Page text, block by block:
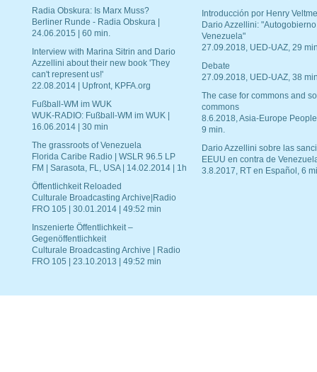
Radia Obskura: Is Marx Muss?
Berliner Runde - Radia Obskura |
24.06.2015 | 60 min.
Interview with Marina Sitrin and Dario
Azzellini about their new book 'They
can't represent us!'
22.08.2014 | Upfront, KPFA.org
Fußball-WM im WUK
WUK-RADIO: Fußball-WM im WUK |
16.06.2014 | 30 min
The grassroots of Venezuela
Florida Caribe Radio | WSLR 96.5 LP
FM | Sarasota, FL, USA | 14.02.2014 | 1h
Öffentlichkeit Reloaded
Culturale Broadcasting Archive|Radio
FRO 105 | 30.01.2014 | 49:52 min
Inszenierte Öffentlichkeit –
Gegenöffentlichkeit
Culturale Broadcasting Archive | Radio
FRO 105 | 23.10.2013 | 49:52 min
Introducción por Henry
Dario Azzellini:
Venezuela"
27.09.2018, UED-UAZ, 29
Debate
27.09.2018, UED-UAZ, 38
The case for commons and
commons
8.6.2018, Asia-Europe
9 min.
Dario Azzellini sobre las
EEUU en contra de
3.8.2017, RT en Español, 6